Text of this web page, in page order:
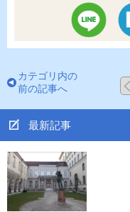
カテゴリ内の
前の記事へ
最新記事